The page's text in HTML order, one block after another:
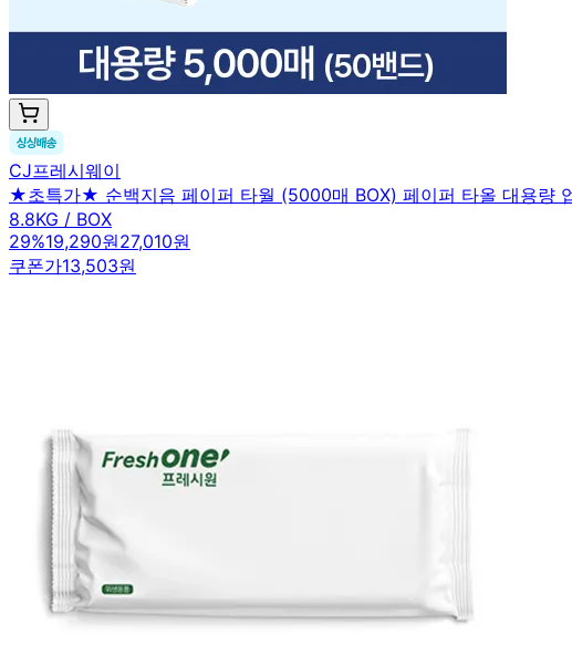
CJ프레시웨이
★초특가★ 순백지음 페이퍼 타월 (5000매 BOX) 페이퍼 타올 대용량
8.8KG / BOX
29%19,290원27,010원
쿠폰가13,503원